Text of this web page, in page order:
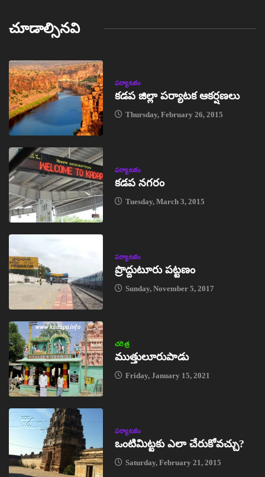
చూడాల్సినవి
పర్యాటకం
కడప జిల్లా పర్యాటక ఆకర్షణలు
Thursday, February 26, 2015
పర్యాటకం
కడప నగరం
Tuesday, March 3, 2015
పర్యాటకం
ప్రొద్దుటూరు పట్టణం
Sunday, November 5, 2017
చరిత్ర
ముత్తులూరుపాడు
Friday, January 15, 2021
పర్యాటకం
ఒంటిమిట్టకు ఎలా చేరుకోవచ్చు?
Saturday, February 21, 2015